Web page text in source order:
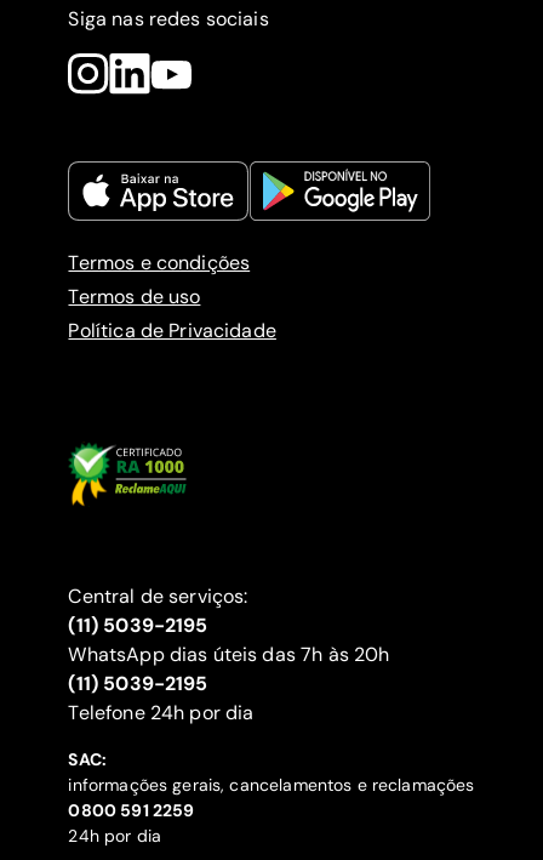
Siga nas redes sociais
Termos e condições
Termos de uso
Política de Privacidade
Central de serviços:
(11) 5039-2195
WhatsApp dias úteis das 7h às 20h
(11) 5039-2195
‍Telefone 24h por dia
SAC:
informações gerais, cancelamentos e reclamações
‍0800 591 2259
24h por dia